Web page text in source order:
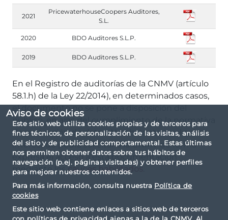
Aviso de cookies
Este sitio web utiliza cookies propias y de terceros para
fines técnicos, de personalización de las visitas, análisis
del sitio y de publicidad comportamental. Estas últimas
nos permiten obtener datos sobre tus hábitos de
navegación (p.ej. páginas visitadas) y obtener perfiles
para mejorar nuestros contenidos.
Para más información, consulta nuestra Política de
cookies
Este sitio web contiene enlaces a sitios web de terceros
2021
PricewaterhouseCoopers Auditores,
S.L.
2020 BDO Auditores S.L.P.
2019 BDO Auditores S.L.P.
En el Registro de auditorías de la CNMV (artículo
58.1.h) de la Ley 22/2014), en determinados casos,
el documento no se pone a disposición del
público, en aras del cumplimiento de la normativa
de protección de datos. No obstante, cualquier
interesado podrá solicitar a la CNMV de forma
expresa el acceso a esta documentación
mediante loscauces habilitados